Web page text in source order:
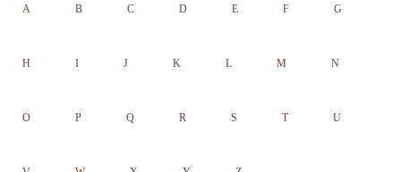
A B C D E F G
H I J K L M N
O P Q R S T U